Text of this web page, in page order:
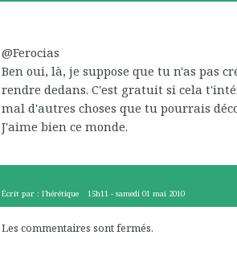
@Ferocias
Ben oui, là, je suppose que tu n'as pas
rendre dedans. C'est gratuit si cela
mal d'autres choses que tu pourrais
J'aime bien ce monde.
Écrit par : l'hérétique 15h11 -samedi 01 mai 2010
Les commentaires sont fermés.